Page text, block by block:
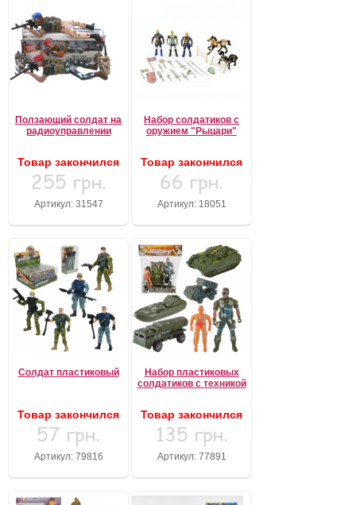
Ползающий солдат на
радиоуправлении
Товар закончился
255 грн.
Артикул: 31547
Набор солдатиков с
оружием "Рыцари"
Товар закончился
66 грн.
Артикул: 18051
Солдат пластиковый
Товар закончился
57 грн.
Артикул: 79816
Набор пластиковых
солдатиков с техникой
Товар закончился
135 грн.
Артикул: 77891